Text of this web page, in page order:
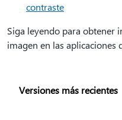
contraste
Siga leyendo para obtener
imagen en las aplicaciones
Versiones más recientes